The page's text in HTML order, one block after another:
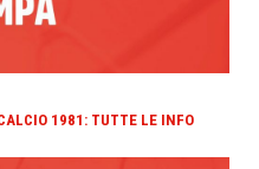
1981: TUTTE LE INFO